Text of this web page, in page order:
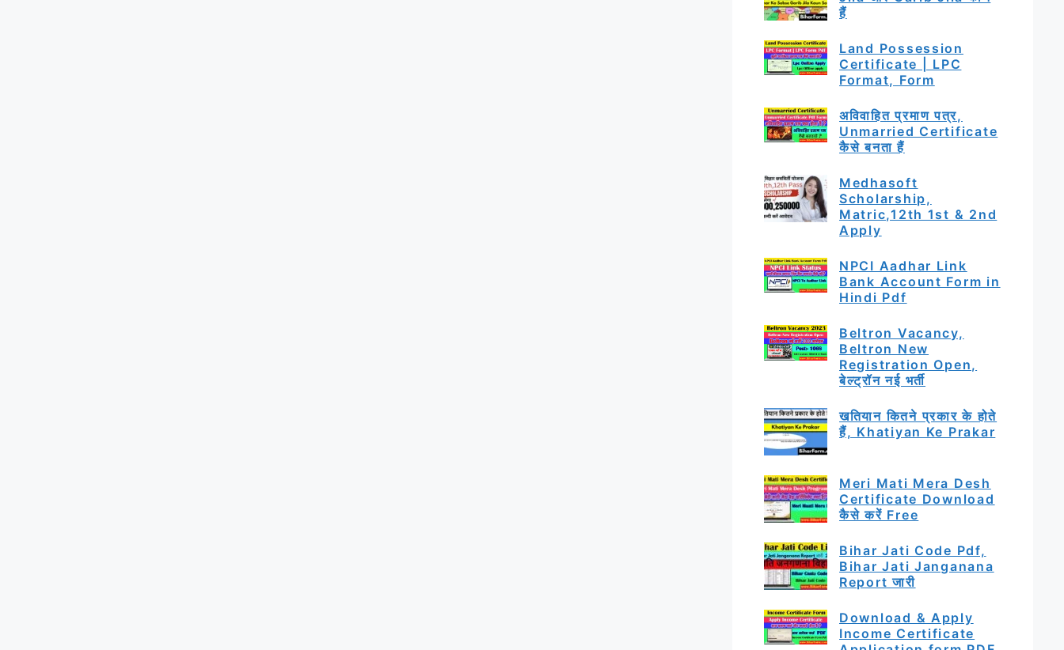
हैं
Land Possession
Certificate | LPC
Format, Form
अविवाहित प्रमाण पत्र,
Unmarried Certificate
कैसे बनता हैं
Medhasoft
Scholarship,
Matric,12th 1st & 2nd
Apply
NPCI Aadhar Link
Bank Account Form in
Hindi Pdf
Beltron Vacancy,
Beltron New
Registration Open,
बेल्ट्रॉन नई भर्ती
खतियान कितने प्रकार के होते
हैं, Khatiyan Ke Prakar
Meri Mati Mera Desh
Certificate Download
कैसे करें Free
Bihar Jati Code Pdf,
Bihar Jati Janganana
Report जारी
Download & Apply
Income Certificate